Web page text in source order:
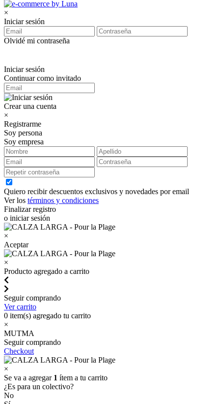
×
Iniciar sesión
Olvidé mi contraseña
Iniciar sesión
Continuar como invitado
Crear una cuenta
×
Registrarme
Soy persona
Soy empresa
Quiero recibir descuentos exclusivos y novedades por email
Ver los términos y condiciones
Finalizar registro
o iniciar sesión
×
Aceptar
×
Producto agregado a carrito
Seguir comprando
Ver carrito
0 item(s) agregado tu carrito
×
MUTMA
Seguir comprando
Checkout
×
Se va a agregar 1 ítem a tu carrito
¿Es para un colectivo?
No